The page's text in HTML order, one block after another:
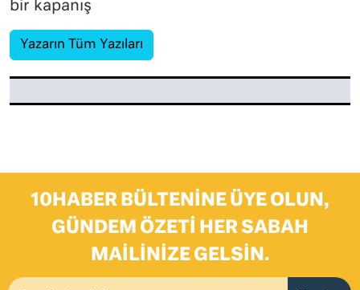
bir kapanış
Yazarın Tüm Yazıları
10HABER BÜLTENINE ÜYE OLUN,
GÜNDEM ÖZETI HER SABAH
MAILINIZE GELSIN.